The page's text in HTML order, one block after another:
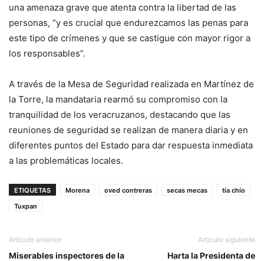
una amenaza grave que atenta contra la libertad de las
personas, “y es crucial que endurezcamos las penas para
este tipo de crímenes y que se castigue con mayor rigor a
los responsables”.
A través de la Mesa de Seguridad realizada en Martínez de
la Torre, la mandataria rearmó su compromiso con la
tranquilidad de los veracruzanos, destacando que las
reuniones de seguridad se realizan de manera diaria y en
diferentes puntos del Estado para dar respuesta inmediata
a las problemáticas locales.
ETIQUETAS Morena oved contreras secas mecas
tía chío
Tuxpan
Artículo anterior
Miserables inspectores de la
Artículo siguiente
Harta la Presidenta de